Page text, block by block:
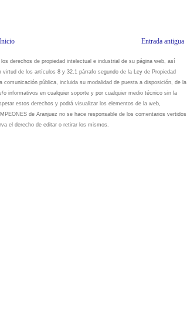
Entrada antigua
derechos de propiedad intelectual e industrial de su página web, así
de los artículos 8 y 32.1 párrafo segundo de la Ley de Propiedad
pública, incluida su modalidad de puesta a disposición, de la
informativos en cualquier soporte y por cualquier medio técnico sin la
estos derechos y podrá visualizar los elementos de la web,
de Aranjuez no se hace responsable de los comentarios vertidos
el derecho de editar o retirar los mismos.